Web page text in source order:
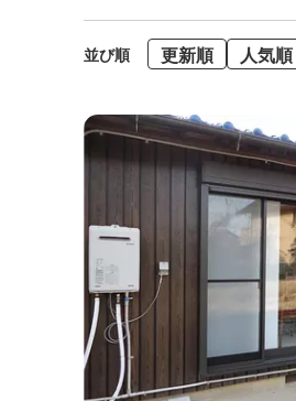
並び順 更新順 人気順